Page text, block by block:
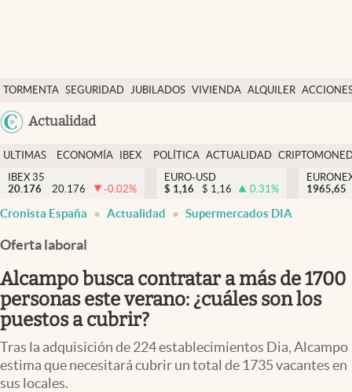
TORMENTA SEGURIDAD JUBILADOS VIVIENDA ALQUILER
USA
Actualidad
Economía y finanzas
Política
Actualidad
Criptomonedas
España
ULTIMAS
NOTICIAS
ECONOMÍA
FINANZAS
IBEX
EURO
POLÍTICA ACTUALIDAD
IBEX 35
20.176
20.176 -0.02%
EURO-USD
$ 1,16 $ 1,16 0.31%
1965,65
Cronista España Actualidad Supermercados DIA
Oferta laboral
Alcampo busca contratar a más de 1700
personas este verano: ¿cuáles son los
puestos a cubrir?
Tras la adquisición de 224 establecimientos Dia, Alcampo
estima que necesitará cubrir un total de 1735 vacantes en
sus locales.